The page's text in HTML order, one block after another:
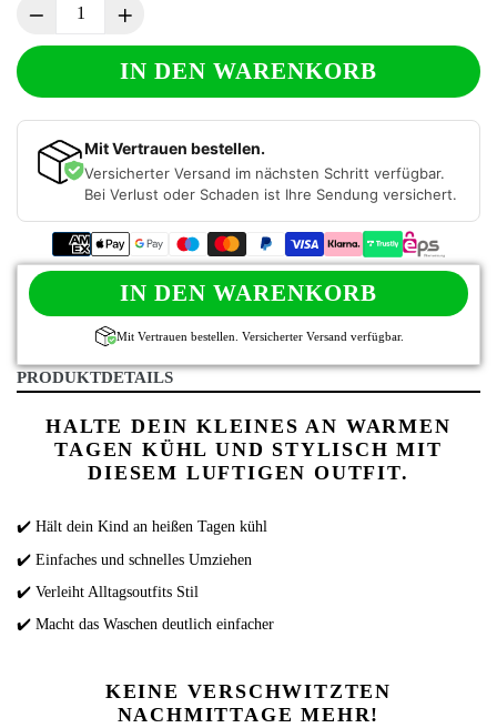
IN DEN WARENKORB
Mit Vertrauen bestellen.
Versicherter Versand im nächsten Schritt verfügbar.
Bei Verlust oder Schaden ist Ihre Sendung versichert.
IN DEN WARENKORB
Mit Vertrauen bestellen. Versicherter Versand verfügbar.
PRODUKTDETAILS
HALTE DEIN KLEINES AN WARMEN
TAGEN KÜHL UND STYLISCH MIT
DIESEM LUFTIGEN OUTFIT.
✔️ Hält dein Kind an heißen Tagen kühl
✔️ Einfaches und schnelles Umziehen
✔️ Verleiht Alltagsoutfits Stil
✔️ Macht das Waschen deutlich einfacher
KEINE VERSCHWITZTEN
NACHMITTAGE MEHR!